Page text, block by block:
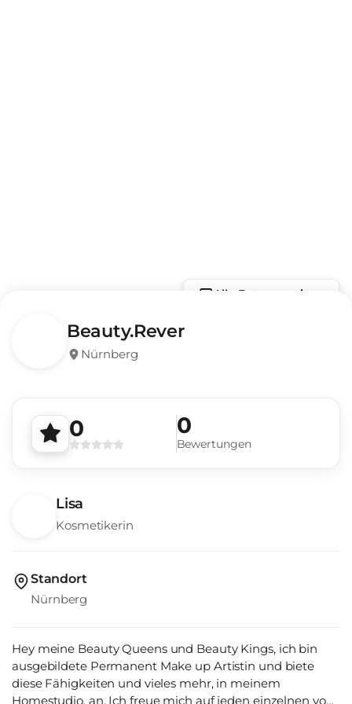
Alle Fotos anzeigen
Beauty.Rever
Nürnberg
0 0
Bewertungen
Lisa
Kosmetikerin
Standort
Nürnberg
Hey meine Beauty Queens und Beauty Kings, ich bin
ausgebildete Permanent Make up Artistin und biete
diese Fähigkeiten und vieles mehr, in meinem
Homestudio, an. Ich freue mich auf jeden einzelnen von